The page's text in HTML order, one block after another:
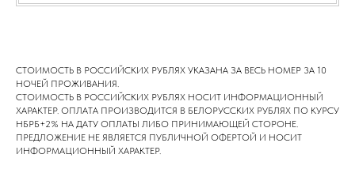
СТОИМОСТЬ В РОССИЙСКИХ РУБЛЯХ УКАЗАНА ЗА ВЕСЬ НОМЕР 3А 10
НОЧЕЙ ПРОЖИВАНИЯ.
СТОИМОСТЬ В РОССИЙСКИХ РУБЛЯХ НОСИТ ИНФОРМАЦИОННЫЙ
ХАРАКТЕР. ОПЛАТА ПРОИЗВОДИТСЯ В БЕЛОРУССКИХ РУБЛЯХ ПО КУРСУ
НБРБ+2% НА ДАТУ ОПЛАТЫ ЛИБО ПРИНИМАЮЩЕЙ СТОРОНЕ.
ПРЕДЛОЖЕНИЕ НЕ ЯВЛЯЕТСЯ ПУБЛИЧНОЙ ОФЕРТОЙ И НОСИТ
ИНФОРМАЦИОННЫЙ ХАРАКТЕР.